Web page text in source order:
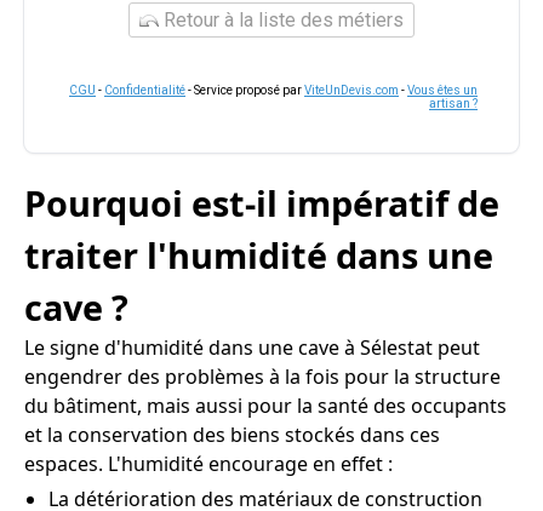
Retour à la liste des métiers
CGU - Confidentialité- Service proposé parViteUnDevis.com -Vous êtes un
artisan ?
Pourquoi est-il impératif de
traiter l'humidité dans une
cave ?
Le signe d'humidité dans une cave à Sélestat peut
engendrer des problèmes à la fois pour la structure
du bâtiment, mais aussi pour la santé des occupants
et la conservation des biens stockés dans ces
espaces. L'humidité encourage en effet :
La détérioration des matériaux de construction